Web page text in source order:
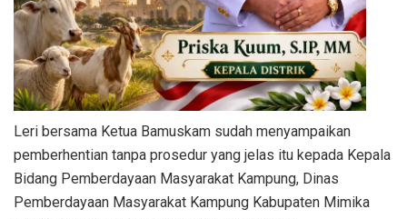
Leri bersama Ketua Bamuskam sudah menyampaikan
pemberhentian tanpa prosedur yang jelas itu kepada Kepala
Bidang Pemberdayaan Masyarakat Kampung, Dinas
Pemberdayaan Masyarakat Kampung Kabupaten Mimika